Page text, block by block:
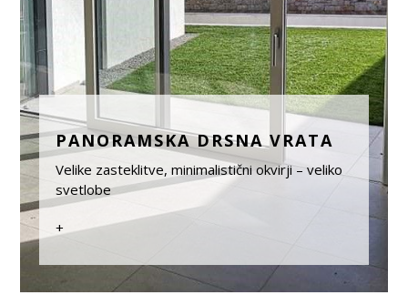
PANORAMSKA DRSNA VRATA
Velike zasteklitve, minimalistični okvirji – veliko
svetlobe
+